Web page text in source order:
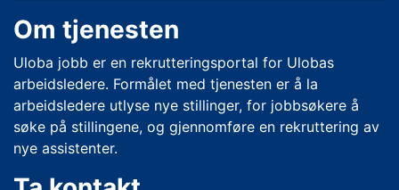
Om tjenesten
Uloba jobb er en rekrutteringsportal for Ulobas
arbeidsledere. Formålet med tjenesten er å la
arbeidsledere utlyse nye stillinger, for jobbsøkere å
søke på stillingene, og gjennomføre en rekruttering av
nye assistenter.